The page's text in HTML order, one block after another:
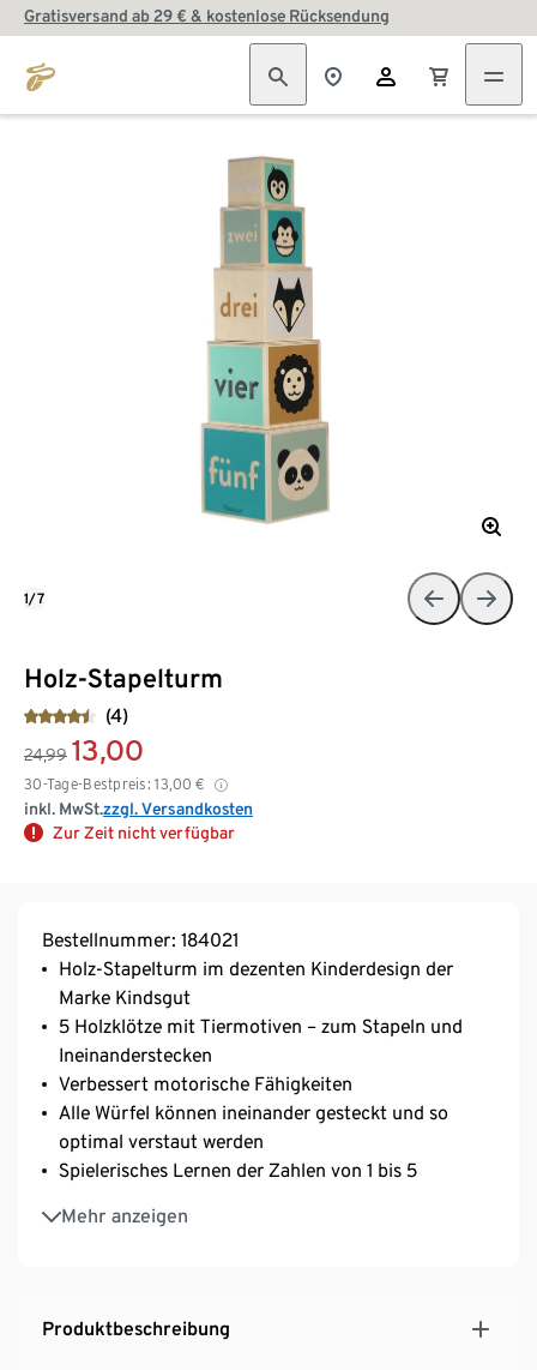
Gratisversand ab 29 € & kostenlose Rücksendung
Holz-Stapelturm
(4)
24,99 13,00
30-Tage-Bestpreis: 13,00 €
inkl. MwSt.zzgl. Versandkosten
Zur Zeit nicht verfügbar
1/7
Bestellnummer: 184021
Holz-Stapelturm im dezenten Kinderdesign der
Marke Kindsgut
5 Holzklötze mit Tiermotiven – zum Stapeln und
Ineinanderstecken
Verbessert motorische Fähigkeiten
Alle Würfel können ineinander gesteckt und so
optimal verstaut werden
Spielerisches Lernen der Zahlen von 1 bis 5
Mehr anzeigen
Hochwertiges Holz – frei von Schadstoffen und
Empfohlen ab einem Alter von 18 Monaten
Produktbeschreibung